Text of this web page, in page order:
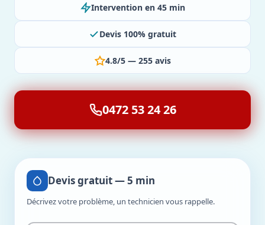
Intervention en 45 min
Devis 100% gratuit
4.8/5 — 255 avis
0472 53 24 26
Devis gratuit — 5 min
Décrivez votre problème, un technicien vous rappelle.